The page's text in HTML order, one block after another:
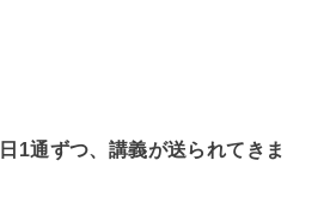
1通ずつ、講義が送られてきま